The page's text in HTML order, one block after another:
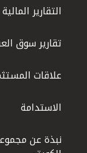
التقارير المالية
تقارير سوق
علاقات
الاستدامة
نبذة عن